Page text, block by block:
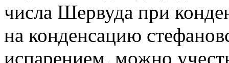
числа Шервуда при
на конденсацию
испарением, можно